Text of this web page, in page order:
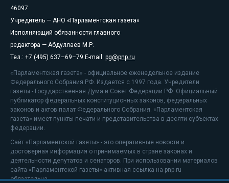
46097
Учредитель — АНО «Парламентская газета»
Исполняющий обязанности главного
редактора — Абдуллаев М.Р.
Тел.: +7 (495) 637–69–79 E-mail: pg@pnp.ru
«Парламентская газета» - официальное еженедельное издание
Федерального Собрания РФ. Издается с 1997 года. Учредители
газеты - Государственная Дума и Совет Федерации РФ. Официальный
публикатор федеральных конституционных законов, федеральных
законов и актов палат Федерального Собрания. «Парламентская
газета» имеет пункты печати и представительства в десяти субъектах
федерации.
Сайт «Парламентской газеты» - это оперативные новости и
достоверная информация о принимаемых в стране законах и
деятельности депутатов и сенаторов. При использовании материалов
сайта «Парламентской газеты» активная ссылка на pnp.ru
обязательна.